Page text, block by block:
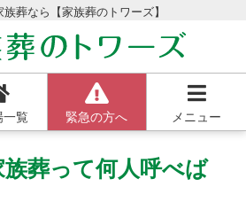
葬なら【家族葬のトワーズ】
一覧 緊急の方へ メニュー
族葬って何人呼べば